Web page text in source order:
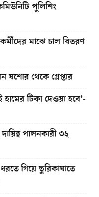
পুলিশিং
মাঝে চাল বিতরণ
যশোর থেকে গ্রেপ্তার
টিকা দেওয়া হবে’-
পালনকারী ৩২
গিয়ে ছুরিকাঘাতে